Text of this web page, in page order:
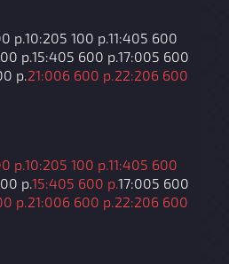
р.10:205 100 р.11:405 600
р.15:405 600 р.17:005 600
р. 21:006 600 р. 22:206 600
р.10:205 100 р.11:405 600
р.15:405 600 р.17:005 600
р. 21:006 600 р. 22:206 600